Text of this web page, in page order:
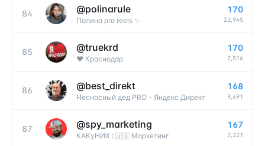
84 @polinarule
Полина pro reels ✨
170
22,945
85 @truekrd
♥️ Краснодар
170
2,516
86 @best_direkt
Несносный дед PRO - Яндекс Директ
168
9,691
87 @spy_marketing
КАКуНИХ : 🇺🇸 Маркетинг
167
2,221